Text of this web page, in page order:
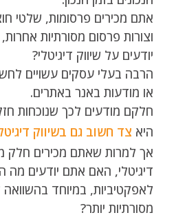
אתם מכירים פרסומות, שלטי
וצורות פרסום מסורתיות
יודעים על שיווק דיגיטלי?
הרבה בעלי עסקים עשויים
או מודעות באנר באתרים.
חלקם מודעים לכך שנוכחות
היא צד חשוב גם בשיווק
אך למרות שאתם מכירים חלק
דיגיטלי, האם אתם יודעים מה
לאפקטיביות, במיוחד בהשוואה
מסורתיות יותר?